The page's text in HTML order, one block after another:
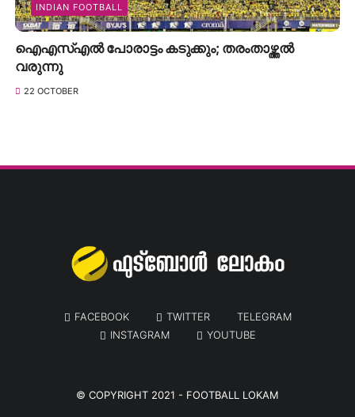
INDIAN FOOTBALL
ഐഎസ്എൽ പോരാട്ടം കടുക്കും; തരംതാഴ്ത്തൽ
വരുന്നു
22 OCTOBER
FACEBOOK TWITTER
TELEGRAM
INSTAGRAM
YOUTUBE
© COPYRIGHT 2021 - FOOTBALL LOKAM